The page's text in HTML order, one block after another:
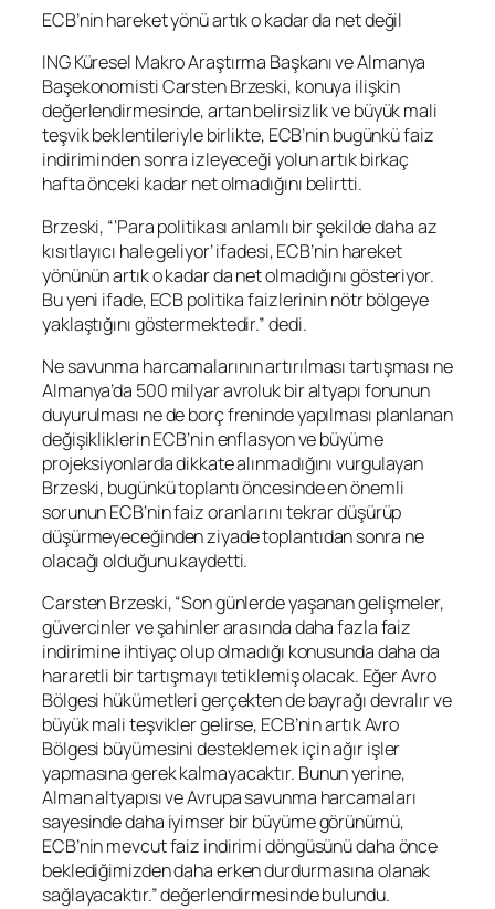
ECB’nin hareket yönü artık o kadar da net değil
ING Küresel Makro Araştırma Başkanı ve Almanya
Başekonomisti Carsten Brzeski, konuya ilişkin
değerlendirmesinde, artan belirsizlik ve büyük mali
teşvik beklentileriyle birlikte, ECB’nin bugünkü faiz
indiriminden sonra izleyeceği yolun artık birkaç
hafta önceki kadar net olmadığını belirtti.
Brzeski, “‘Para politikası anlamlı bir şekilde daha az
kısıtlayıcı hale geliyor’ ifadesi, ECB’nin hareket
yönünün artık o kadar da net olmadığını gösteriyor.
Bu yeni ifade, ECB politika faizlerinin nötr bölgeye
yaklaştığını göstermektedir.” dedi.
Ne savunma harcamalarının artırılması tartışması ne
Almanya’da 500 milyar avroluk bir altyapı fonunun
duyurulması ne de borç freninde yapılması planlanan
değişikliklerin ECB’nin enflasyon ve büyüme
projeksiyonlarda dikkate alınmadığını vurgulayan
Brzeski, bugünkü toplantı öncesinde en önemli
sorunun ECB’nin faiz oranlarını tekrar düşürüp
düşürmeyeceğinden ziyade toplantıdan sonra ne
olacağı olduğunu kaydetti.
Carsten Brzeski, “Son günlerde yaşanan gelişmeler,
güvercinler ve şahinler arasında daha fazla faiz
indirimine ihtiyaç olup olmadığı konusunda daha da
hararetli bir tartışmayı tetiklemiş olacak. Eğer Avro
Bölgesi hükümetleri gerçekten de bayrağı devralır ve
büyük mali teşvikler gelirse, ECB’nin artık Avro
Bölgesi büyümesini desteklemek için ağır işler
yapmasına gerek kalmayacaktır. Bunun yerine,
Alman altyapısı ve Avrupa savunma harcamaları
sayesinde daha iyimser bir büyüme görünümü,
ECB’nin mevcut faiz indirimi döngüsünü daha önce
beklediğimizden daha erken durdurmasına olanak
sağlayacaktır.” değerlendirmesinde bulundu.